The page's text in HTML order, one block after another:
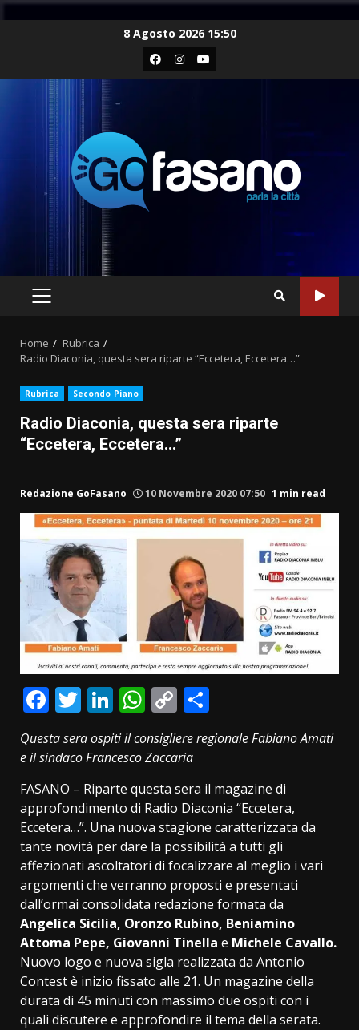
8 Agosto 2026 15:50
Facebook
Instagram
Youtube
PRIMARY
Home
Rubrica
Radio Diaconia, questa sera riparte “Eccetera, Eccetera…”
Rubrica Secondo Piano
Radio Diaconia, questa sera riparte
“Eccetera, Eccetera…”
Redazione GoFasano 10 Novembre 2020 07:50 1 min read
Facebook
Twitter
LinkedIn
WhatsApp
Copy
Link
Questa sera ospiti il consigliere regionale Fabiano Amati
e il sindaco Francesco Zaccaria
FASANO – Riparte questa sera il magazine di
approfondimento di Radio Diaconia “Eccetera,
Eccetera…”. Una nuova stagione caratterizzata da
tante novità per dare la possibilità a tutti gli
affezionati ascoltatori di focalizzare al meglio i vari
argomenti che verranno proposti e presentati
dall’ormai consolidata redazione formata da
Angelica Sicilia, Oronzo Rubino, Beniamino
Attoma Pepe, Giovanni Tinella e Michele Cavallo.
Nuovo logo e nuova sigla realizzata da Antonio
Contest è inizio fissato alle 21. Un magazine della
durata di 45 minuti con massimo due ospiti con i
quali discutere e approfondire il tema della serata.